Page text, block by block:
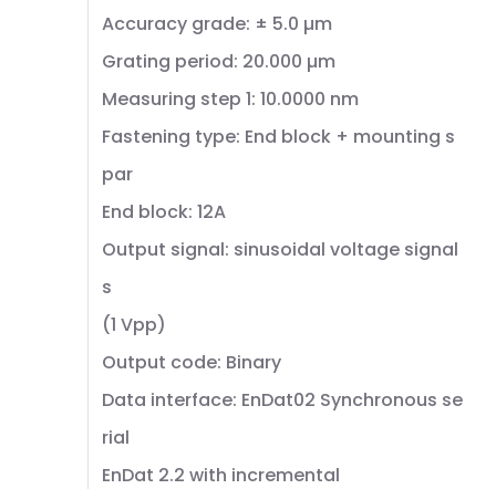
Accuracy grade: ± 5.0 µm
Grating period: 20.000 µm
Measuring step 1: 10.0000 nm
Fastening type: End block + mounting s
par
End block: 12A
Output signal: sinusoidal voltage signal
s
(1 Vpp)
Output code: Binary
Data interface: EnDat02 Synchronous se
rial
EnDat 2.2 with incremental